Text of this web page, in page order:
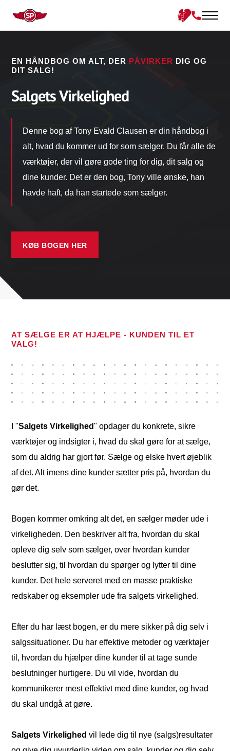
EN HÅNDBOG OM ALT, DER PÅVIRKER DIG OG
DIT SALG!
Salgets Virkelighed
Denne bog af Tony Evald Clausen er din håndbog i
alt, hvad du kommer ud for som sælger. Du får alle de
værktøjer, der vil gøre gode ting for dig, dit salg og
dine kunder. Det er den bog, Tony ville ønske, han
havde haft, da han startede som sælger.
KØB BOGEN HER
AT SÆLGE ER AT HJÆLPE - KUNDEN TIL ET
VALG!
I "Salgets Virkelighed" opdager du konkrete, sikre
værktøjer og indsigter i, hvad du skal gøre for at sælge,
som du aldrig har gjort før. Sælge og elske hvert øjeblik
af det. Alt imens dine kunder sætter pris på, hvordan du
gør det.
Bogen kommer omkring alt det, en sælger møder ude i
virkeligheden. Den beskriver alt fra, hvordan du skal
opleve dig selv som sælger, over hvordan kunder
beslutter sig, til hvordan du spørger og lytter til dine
kunder. Det hele serveret med en masse praktiske
redskaber og eksempler ude fra salgets virkelighed.
Efter du har læst bogen, er du mere sikker på dig selv i
salgssituationer. Du har effektive metoder og værktøjer
til, hvordan du hjælper dine kunder til at tage sunde
beslutninger hurtigere. Du vil vide, hvordan du
kommunikerer mest effektivt med dine kunder, og hvad
du skal undgå at gøre.
Salgets Virkelighed vil lede dig til nye (salgs)resultater